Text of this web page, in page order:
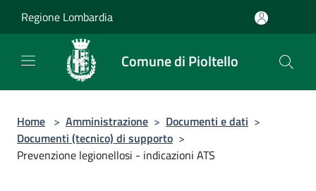
Regione Lombardia
Comune di Pioltello
Home > Amministrazione > Documenti e dati >
Documenti (tecnico) di supporto >
Prevenzione legionellosi - indicazioni ATS